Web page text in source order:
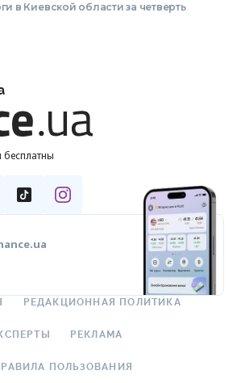
в Киевской области за четверть
бесплатны
РЕДАКЦИОННАЯ ПОЛИТИКА
РЕКЛАМА
ПОЛЬЗОВАНИЯ